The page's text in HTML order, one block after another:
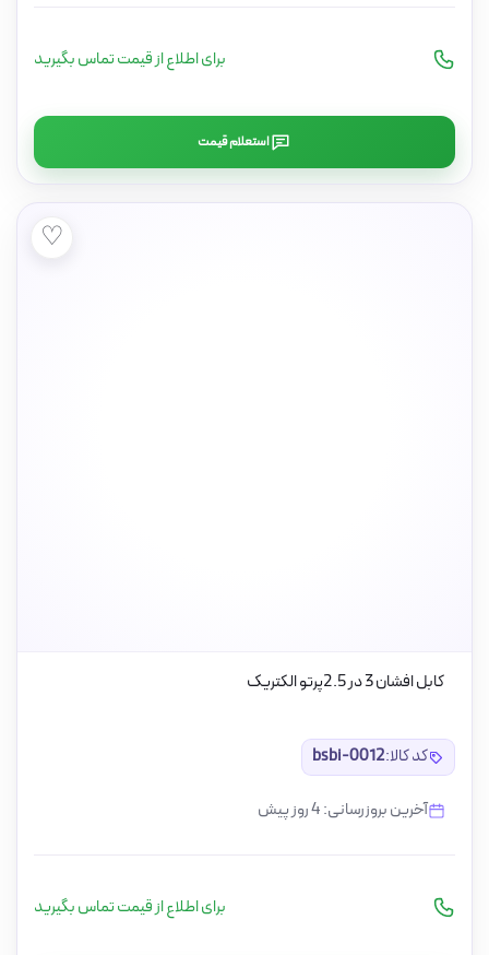
برای اطلاع از قیمت تماس بگیرید
استعلام قیمت
♡
کابل افشان 3 در 2.5پرتو الکتریک
کد کالا:bsbi-0012
آخرین بروزرسانی: 4 روز پیش
برای اطلاع از قیمت تماس بگیرید